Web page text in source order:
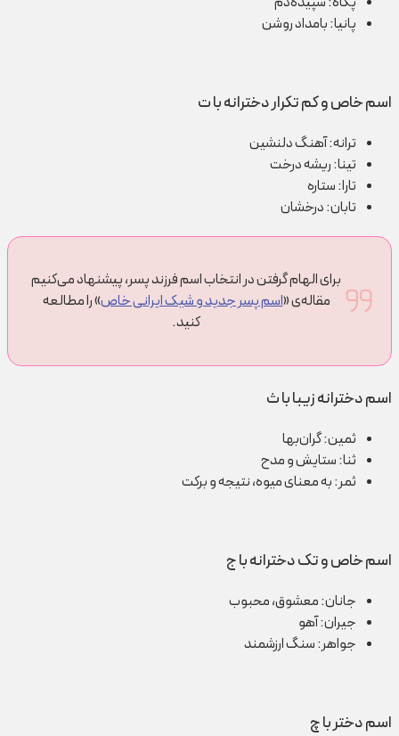
پانیا: بامداد روشن
اسم خاص و کم تکرار دخترانه با ت
ترانه: آهنگ دلنشین
تینا: ریشه درخت
تارا: ستاره
تابان: درخشان
برای الهام گرفتن در انتخاب اسم فرزند پسر، پیشنهاد می‌کنیم
مقاله‌ی «اسم پسر جدید و شیک ایرانی خاص» را مطالعه
کنید.
اسم دخترانه زیبا با ث
ثمین: گران‌بها
ثنا: ستایش و مدح
ثمر: به معنای میوه، نتیجه و برکت
اسم خاص و تک دخترانه با ج
جانان: معشوق، محبوب
جیران: آهو
جواهر: سنگ ارزشمند
اسم دختر با چ